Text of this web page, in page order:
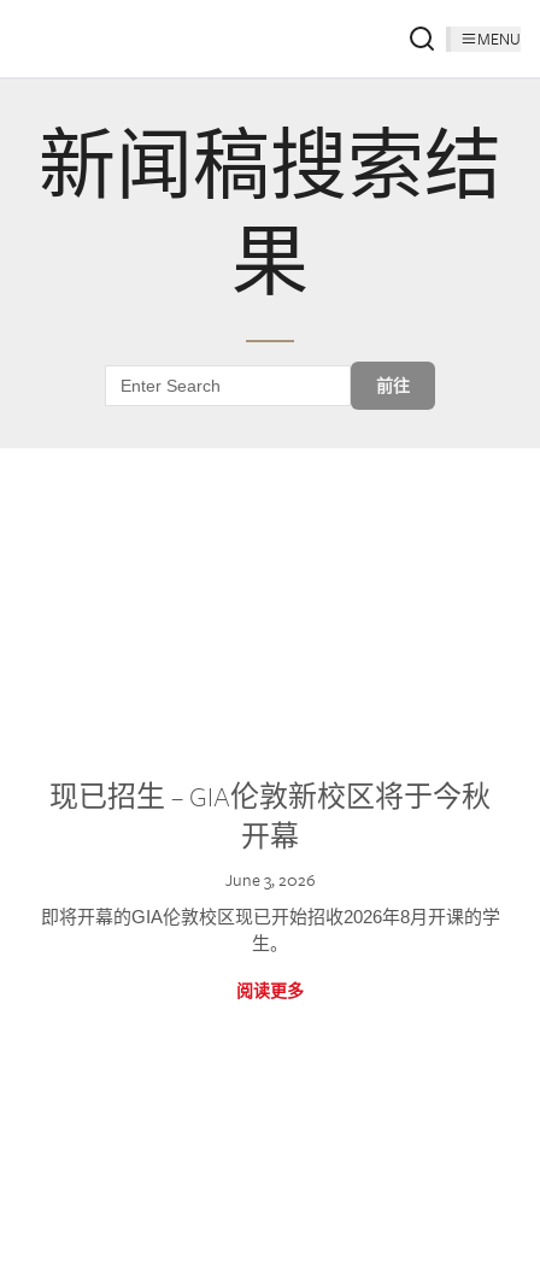
MENU
新闻稿搜索结
果
前往
现已招生 – GIA伦敦新校区将于今秋
开幕
June 3, 2026
即将开幕的GIA伦敦校区现已开始招收2026年8月开课的学
生。
阅读更多